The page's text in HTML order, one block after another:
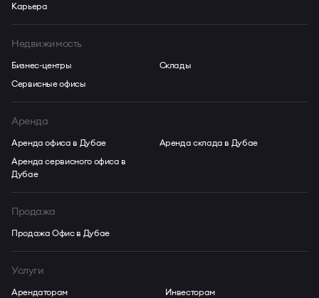
Карьера
Недвижимость
Бизнес-центры
Сервисные офисы
Склады
Аренда
Аренда офиса в Дубае
Аренда сервисного офиса в
Дубае
Аренда склада в Дубае
Продажа
Продажа Офис в Дубае
Услуги
Арендаторам
Инвесторам